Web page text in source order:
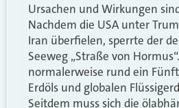
Ursachen und Wirkungen
Nachdem die USA unter
Iran überfielen, sperrte der
Seeweg „Straße von
normalerweise rund ein
Erdöls und globalen
Seitdem muss sich die